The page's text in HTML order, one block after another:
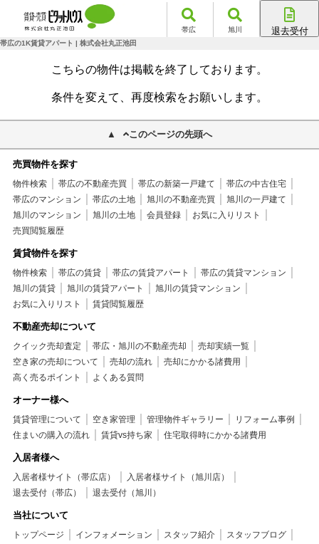
帯広 旭川 退去受付
帯広の1K賃貸アパート | 株式会社丸正池田
こちらの物件は掲載を終了しております。
条件を変えて、再度検索をお願いします。
このページの先頭へ
売買物件を探す
物件検索 帯広の不動産売買 帯広の新築一戸建て
帯広の中古住宅
帯広のマンション
帯広の土地 旭川の不動産売買
旭川の一戸建て
旭川のマンション
旭川の土地 会員登録
お気に入りリスト
売買閲覧履歴
賃貸物件を探す
物件検索 帯広の賃貸 帯広の賃貸アパート
帯広の賃貸マンション
旭川の賃貸
旭川の賃貸アパート
旭川の賃貸マンション
お気に入りリスト
賃貸閲覧履歴
不動産売却について
クイック売却査定 帯広・旭川の不動産売却
売却実績一覧
空き家の売却について
売却の流れ
売却にかかる諸費用
高く売るポイント
よくある質問
オーナー様へ
賃貸管理について 空き家管理 管理物件ギャラリー
リフォーム事例
住まいの購入の流れ
賃貸vs持ち家 住宅取得時にかかる諸費用
入居者様へ
入居者様サイト（帯広店）
入居者様サイト（旭川店）
退去受付（帯広）
退去受付（旭川）
当社について
トップページ インフォメーション スタッフ紹介
スタッフブログ